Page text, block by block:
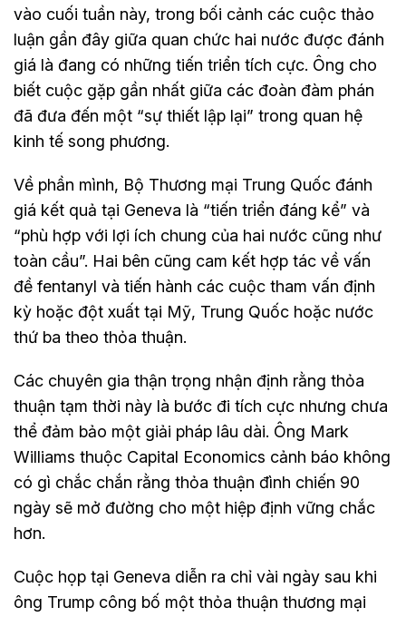
vào cuối tuần này, trong bối cảnh các cuộc thảo
luận gần đây giữa quan chức hai nước được đánh
giá là đang có những tiến triển tích cực. Ông cho
biết cuộc gặp gần nhất giữa các đoàn đàm phán
đã đưa đến một “sự thiết lập lại” trong quan hệ
kinh tế song phương.
Về phần mình, Bộ Thương mại Trung Quốc đánh
giá kết quả tại Geneva là “tiến triển đáng kể” và
“phù hợp với lợi ích chung của hai nước cũng như
toàn cầu”. Hai bên cũng cam kết hợp tác về vấn
đề fentanyl và tiến hành các cuộc tham vấn định
kỳ hoặc đột xuất tại Mỹ, Trung Quốc hoặc nước
thứ ba theo thỏa thuận.
Các chuyên gia thận trọng nhận định rằng thỏa
thuận tạm thời này là bước đi tích cực nhưng chưa
thể đảm bảo một giải pháp lâu dài. Ông Mark
Williams thuộc Capital Economics cảnh báo không
có gì chắc chắn rằng thỏa thuận đình chiến 90
ngày sẽ mở đường cho một hiệp định vững chắc
hơn.
Cuộc họp tại Geneva diễn ra chỉ vài ngày sau khi
ông Trump công bố một thỏa thuận thương mại